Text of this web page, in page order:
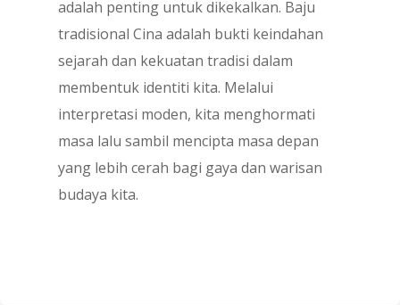
adalah penting untuk dikekalkan. Baju
tradisional Cina adalah bukti keindahan
sejarah dan kekuatan tradisi dalam
membentuk identiti kita. Melalui
interpretasi moden, kita menghormati
masa lalu sambil mencipta masa depan
yang lebih cerah bagi gaya dan warisan
budaya kita.